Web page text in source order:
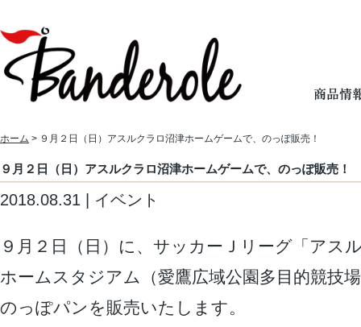
ホーム > ９月２日（日）アスルクラロ沼津ホームゲームで、のっぽ販売！
９月２日（日）アスルクラロ沼津ホームゲームで、のっぽ販売！
2018.08.31 | イベント
９月２日（日）に、サッカーＪリーグ「アス
ホームスタジアム（愛鷹広域公園多目的競技
のっぽパンを販売いたします。